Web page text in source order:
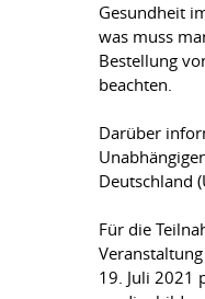
Gesundheit
was muss
Bestellung
beachten.
Darüber
Deutschland
Für die
19. Juli 2021